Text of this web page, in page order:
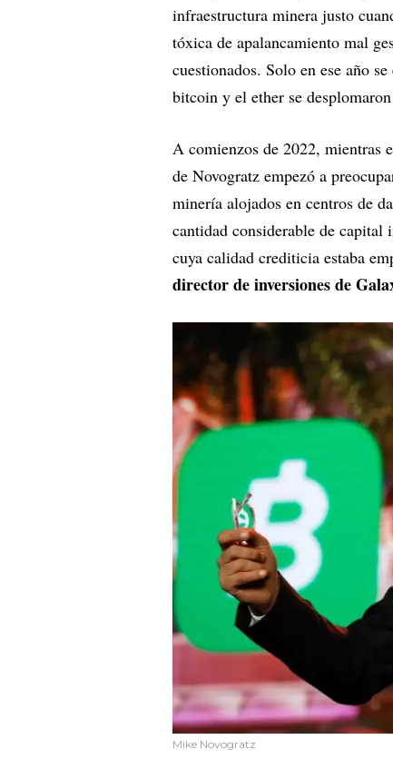
infraestructura minera justo
tóxica de apalancamiento mal
cuestionados. Solo en ese año
bitcoin y el ether se
A comienzos de 2022, mientras
de Novogratz empezó a
minería alojados en centros de
cantidad considerable de capital
cuya calidad crediticia estaba
director de inversiones de
Mike Novogratz